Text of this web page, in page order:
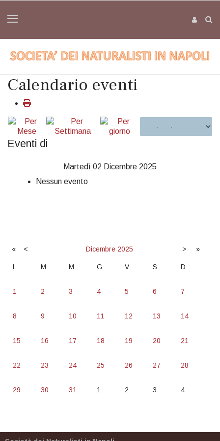
Calendario eventi
Eventi di
Martedì 02 Dicembre 2025
Nessun evento
« < Dicembre 2025 > »
L M M G V S D
1 2 3 4 5 6 7
8 9 10 11 12 13 14
15 16 17 18 19 20 21
22 23 24 25 26 27 28
29 30 31 1 2 3 4